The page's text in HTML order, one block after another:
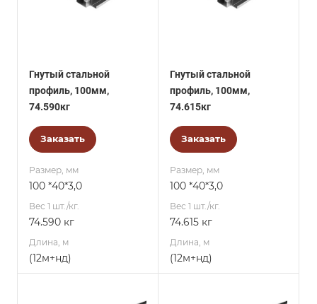
Гнутый стальной
профиль, 100мм,
74.590кг
Заказать
Размер, мм
100 *40*3,0
Вес 1 шт./кг.
74.590 кг
Длина, м
(12м+нд)
Гнутый стальной
профиль, 100мм,
74.615кг
Заказать
Размер, мм
100 *40*3,0
Вес 1 шт./кг.
74.615 кг
Длина, м
(12м+нд)